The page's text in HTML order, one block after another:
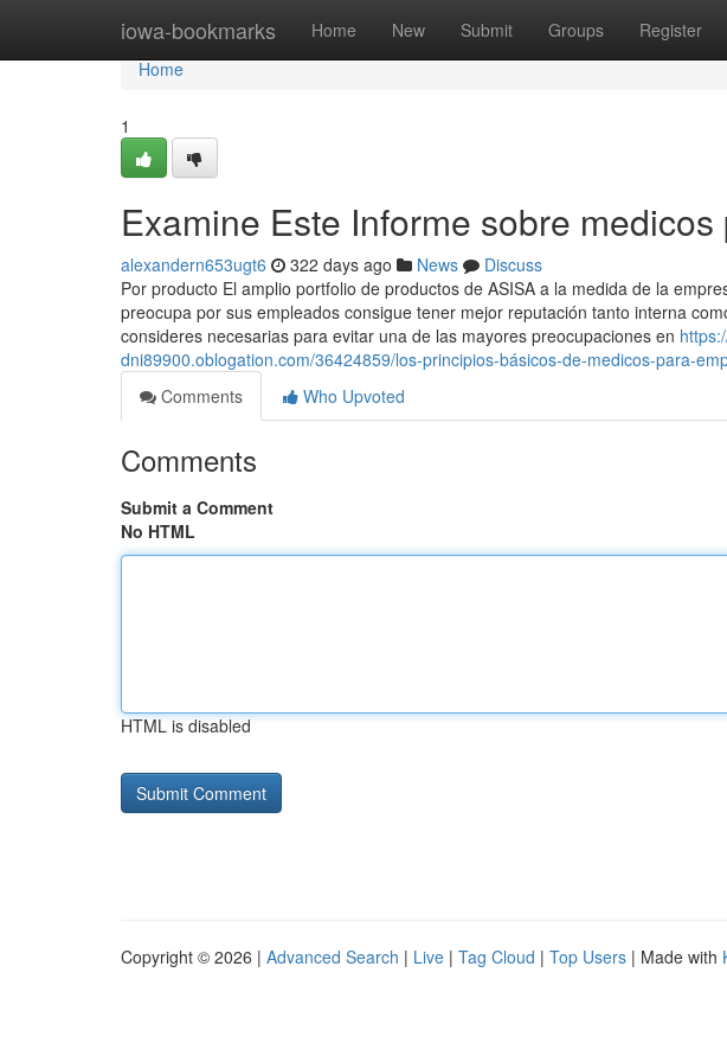
iowa-bookmarks Home New Submit Groups Register
Home
Home
1
Examine Este Informe sobre
alexandern653ugt6 322 days ago News
Discuss
Por producto El amplio portfolio de productos de ASISA a la medida de la
preocupa por sus empleados consigue tener mejor reputación tanto interna
consideres necesarias para evitar una de las mayores preocupaciones en
dni89900.oblogation.com/36424859/los-principios-básicos-de-medicos-para-
Comments
Who Upvoted
Comments
Submit a Comment
No HTML
HTML is disabled
Copyright © 2026 | Advanced Search | Live | Tag Cloud | Top Users | Made with